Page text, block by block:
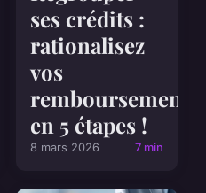
ses crédits :
rationalisez
vos
remboursements
en 5 étapes !
8 mars 2026 7 min